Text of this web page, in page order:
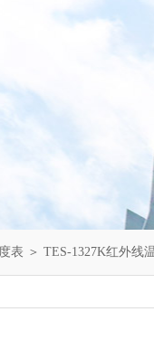
表 ＞ TES-1327K红外线